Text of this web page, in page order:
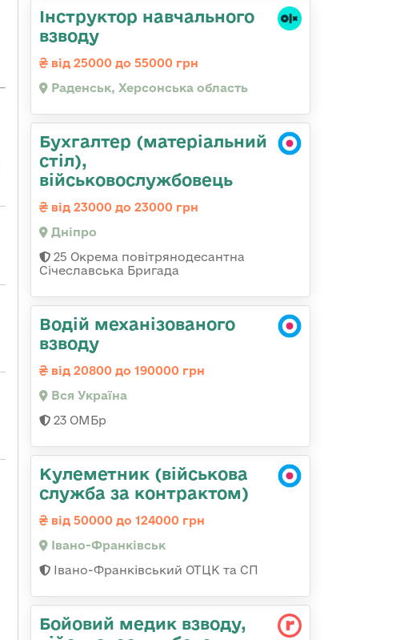
Інструктор навчального
взводу
від 25000 до 55000 грн
Раденськ, Херсонська область
Бухгалтер (матеріальний
стіл),
військовослужбовець
від 23000 до 23000 грн
Дніпро
25 Окрема повітрянодесантна
Січеславська Бригада
Водій механізованого
взводу
від 20800 до 190000 грн
Вся Україна
23 ОМБр
Кулеметник (військова
служба за контрактом)
від 50000 до 124000 грн
Івано-Франківськ
Івано-Франківський ОТЦК та СП
Бойовий медик взводу,